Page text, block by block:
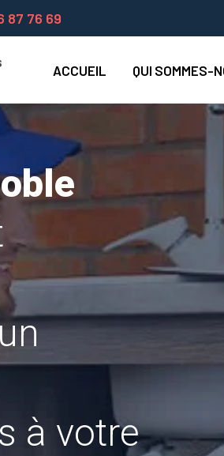
87 76 69
ACCUEIL QUI SOMMES-
à votre